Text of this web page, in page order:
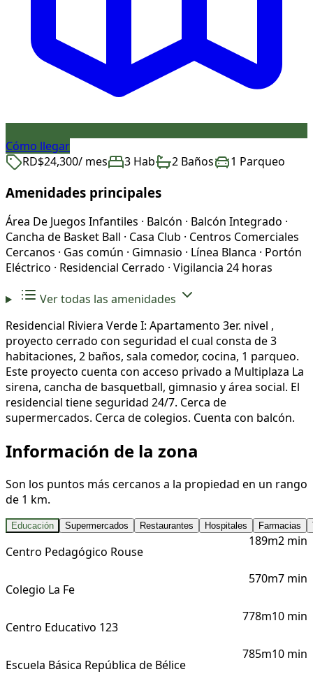
Cómo llegar
RD$24,300/ mes 3 Hab 2 Baños 1 Parqueo
Amenidades principales
Área De Juegos Infantiles · Balcón · Balcón Integrado ·
Cancha de Basket Ball · Casa Club · Centros Comerciales
Cercanos · Gas común · Gimnasio · Línea Blanca · Portón
Eléctrico · Residencial Cerrado · Vigilancia 24 horas
Ver todas las amenidades
Residencial Riviera Verde I: Apartamento 3er. nivel ,
proyecto cerrado con seguridad el cual consta de 3
habitaciones, 2 baños, sala comedor, cocina, 1 parqueo.
Este proyecto cuenta con acceso privado a Multiplaza La
sirena, cancha de basquetball, gimnasio y área social. El
residencial tiene seguridad 24/7. Cerca de
supermercados. Cerca de colegios. Cuenta con balcón.
Información de la zona
Son los puntos más cercanos a la propiedad en un rango
de 1 km.
Educación Supermercados Restaurantes Hospitales Farmacias
Centro Pedagógico Rouse
189m2 min
Colegio La Fe
570m7 min
Centro Educativo 123
778m10 min
Escuela Básica República de Bélice
785m10 min